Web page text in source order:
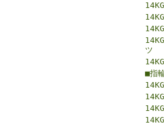
ツ
■指